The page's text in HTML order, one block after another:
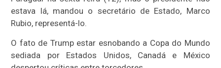
estava lá, mandou o secretário de Estado, Marco
Rubio, representá-lo.
O fato de Trump estar esnobando a Copa do Mundo
sediada por Estados Unidos, Canadá e México